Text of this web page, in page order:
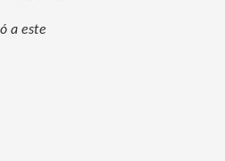
a este